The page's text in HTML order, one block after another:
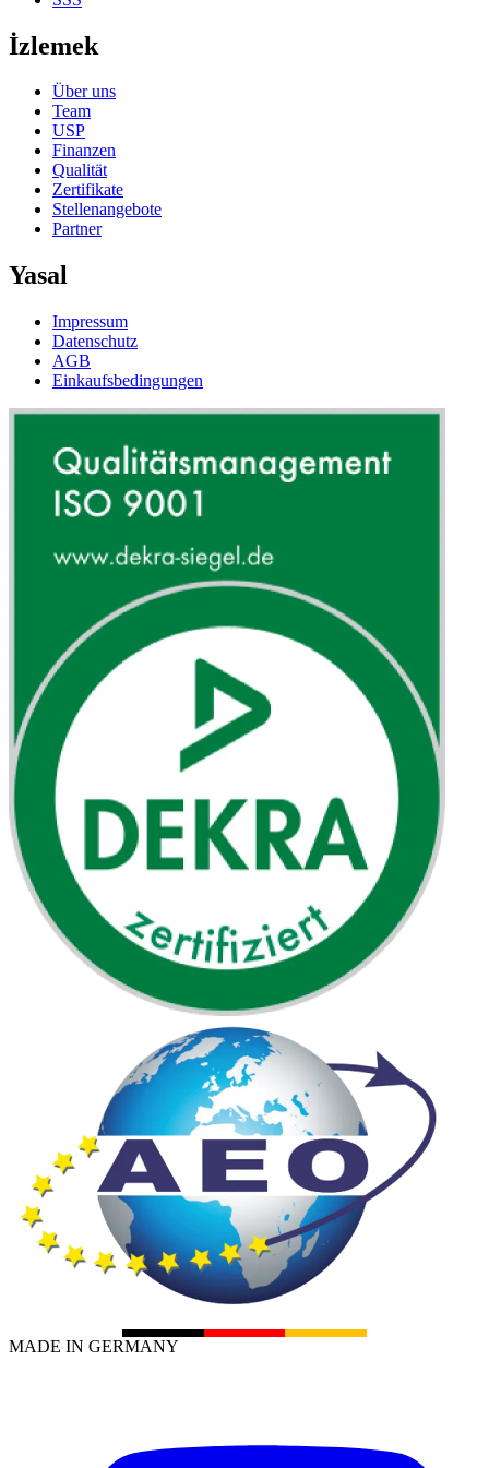
İzlemek
Über uns
Team
USP
Finanzen
Qualität
Zertifikate
Stellenangebote
Partner
Yasal
Impressum
Datenschutz
AGB
Einkaufsbedingungen
MADE IN GERMANY